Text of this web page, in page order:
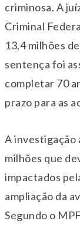
criminosa. A
Criminal
13,4 milhões
sentença foi
completar 70
prazo para as
A investigação
milhões que
impactados
ampliação da
Segundo o